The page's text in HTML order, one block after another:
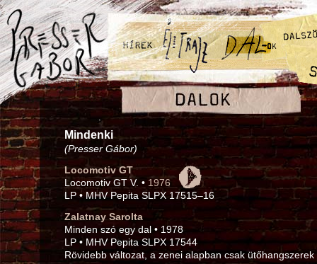
Mindenki
(Presser Gábor)
Locomotiv GT
Locomotiv GT V. • 1976
LP • MHV Pepita SLPX 17515–16
Zalatnay Sarolta
Minden szó egy dal • 1978
LP • MHV Pepita SLPX 17544
Rövidebb változat, a zenei alapban csak ütőhangszerek